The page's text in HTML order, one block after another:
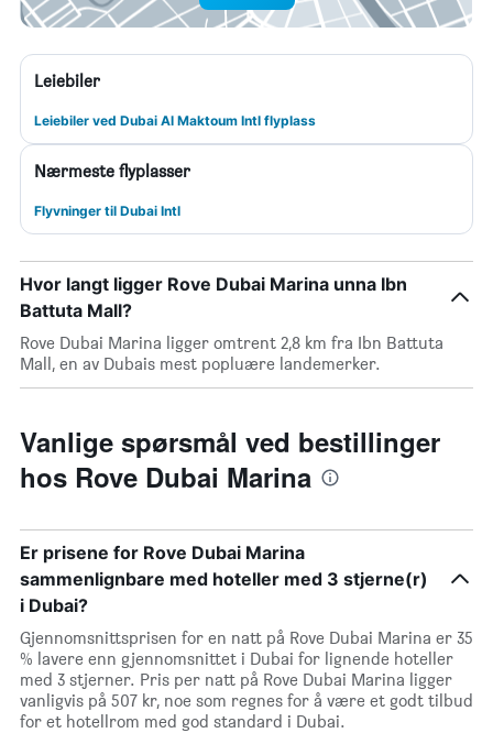
Leiebiler
Leiebiler ved Dubai Al Maktoum Intl flyplass
Nærmeste flyplasser
Flyvninger til Dubai Intl
Hvor langt ligger Rove Dubai Marina unna Ibn
Battuta Mall?
Rove Dubai Marina ligger omtrent 2,8 km fra Ibn Battuta
Mall, en av Dubais mest popluære landemerker.
Vanlige spørsmål ved bestillinger
hos Rove Dubai Marina
Er prisene for Rove Dubai Marina
sammenlignbare med hoteller med 3 stjerne(r)
i Dubai?
Gjennomsnittsprisen for en natt på Rove Dubai Marina er 35
% lavere enn gjennomsnittet i Dubai for lignende hoteller
med 3 stjerner. Pris per natt på Rove Dubai Marina ligger
vanligvis på 507 kr, noe som regnes for å være et godt tilbud
for et hotellrom med god standard i Dubai.